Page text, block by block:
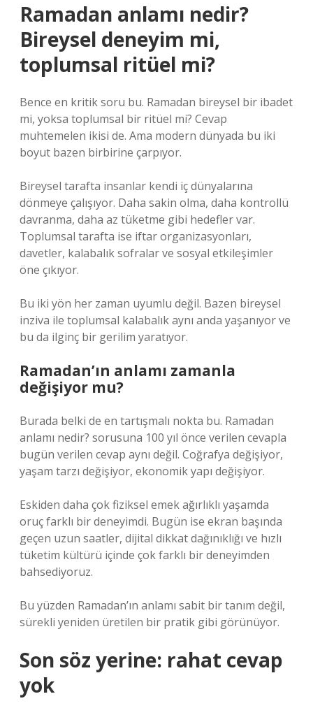
Ramadan anlamı nedir?
Bireysel deneyim mi,
toplumsal ritüel mi?
Bence en kritik soru bu. Ramadan bireysel bir ibadet
mi, yoksa toplumsal bir ritüel mi? Cevap
muhtemelen ikisi de. Ama modern dünyada bu iki
boyut bazen birbirine çarpıyor.
Bireysel tarafta insanlar kendi iç dünyalarına
dönmeye çalışıyor. Daha sakin olma, daha kontrollü
davranma, daha az tüketme gibi hedefler var.
Toplumsal tarafta ise iftar organizasyonları,
davetler, kalabalık sofralar ve sosyal etkileşimler
öne çıkıyor.
Bu iki yön her zaman uyumlu değil. Bazen bireysel
inziva ile toplumsal kalabalık aynı anda yaşanıyor ve
bu da ilginç bir gerilim yaratıyor.
Ramadan’ın anlamı zamanla
değişiyor mu?
Burada belki de en tartışmalı nokta bu. Ramadan
anlamı nedir? sorusuna 100 yıl önce verilen cevapla
bugün verilen cevap aynı değil. Coğrafya değişiyor,
yaşam tarzı değişiyor, ekonomik yapı değişiyor.
Eskiden daha çok fiziksel emek ağırlıklı yaşamda
oruç farklı bir deneyimdi. Bugün ise ekran başında
geçen uzun saatler, dijital dikkat dağınıklığı ve hızlı
tüketim kültürü içinde çok farklı bir deneyimden
bahsediyoruz.
Bu yüzden Ramadan’ın anlamı sabit bir tanım değil,
sürekli yeniden üretilen bir pratik gibi görünüyor.
Son söz yerine: rahat cevap
yok